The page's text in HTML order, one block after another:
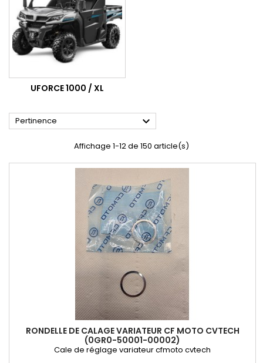
UFORCE 1000 / XL
Pertinence 
Affichage 1-12 de 150 article(s)
RONDELLE DE CALAGE VARIATEUR CF MOTO CVTECH
(0GR0-50001-00002)
Cale de réglage variateur cfmoto cvtech